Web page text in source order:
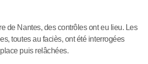
de Nantes, des contrôles ont eu lieu. Les
toutes au faciès, ont été interrogées
puis relâchées.